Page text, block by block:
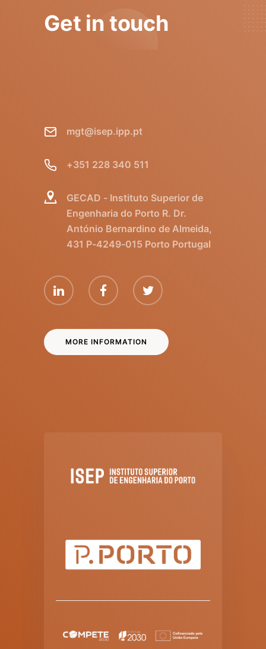
Get in touch
mgt@isep.ipp.pt
+351 228 340 511
GECAD - Instituto Superior de
Engenharia do Porto R. Dr.
António Bernardino de Almeida,
431 P-4249-015 Porto Portugal
MORE INFORMATION